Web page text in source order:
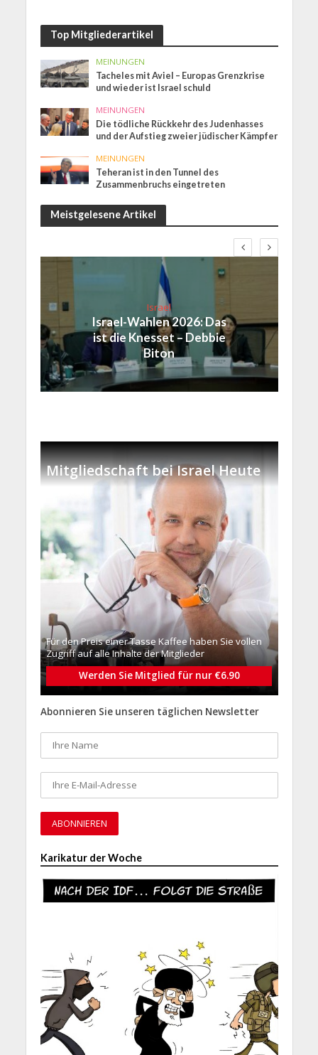
Top Mitgliederartikel
MEINUNGEN
Tacheles mit Aviel – Europas Grenzkrise
und wieder ist Israel schuld
MEINUNGEN
Die tödliche Rückkehr des Judenhasses
und der Aufstieg zweier jüdischer Kämpfer
MEINUNGEN
Teheran ist in den Tunnel des
Zusammenbruchs eingetreten
Meistgelesene Artikel
Israel
Israel-Wahlen 2026: Das
ist die Knesset – Debbie
Biton
Mitgliedschaft bei Israel Heute
Für den Preis einer Tasse Kaffee haben Sie vollen
Zugriff auf alle Inhalte der Mitglieder
Werden Sie Mitglied für nur €6.90
Abonnieren Sie unseren täglichen Newsletter
Karikatur der Woche